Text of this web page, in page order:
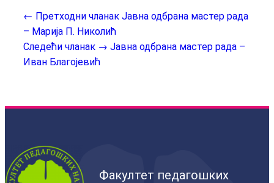
← Претходни чланак Јавна одбрана мастер рада
– Марија П. Николић
Следећи чланак → Јавна одбрана мастер рада –
Иван Благојевић
Факултет педагошких